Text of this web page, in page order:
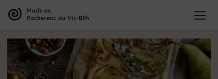
LES APPELLATIONS
L’organisation des appellations
L’histoire des appellations
Recherche et développement
LES VINS
Les vins de Madiran
Les vins de Pacherenc du Vic-Bilh
CULTURE VIGNERONNE